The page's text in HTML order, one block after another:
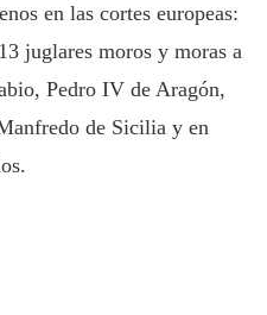
en las cortes europeas:
juglares moros y moras a
Pedro IV de Aragón,
de Sicilia y en